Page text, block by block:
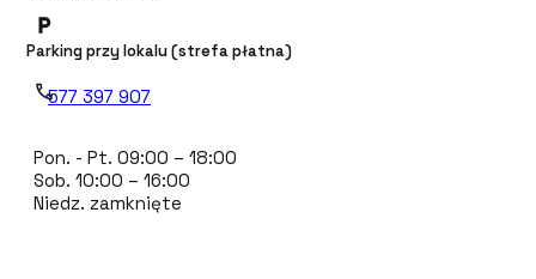
Parking przy lokalu (strefa płatna)
577 397 907
Pon. - Pt. 09:00 – 18:00
Sob. 10:00 – 16:00
Niedz. zamknięte